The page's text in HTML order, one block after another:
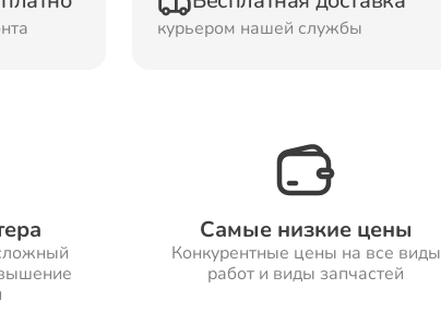
курьером нашей службы
Самые низкие цены
Конкурентные цены на все виды
работ и виды запчастей
Ремонт Сушильных
Ремонт Смарт-часов